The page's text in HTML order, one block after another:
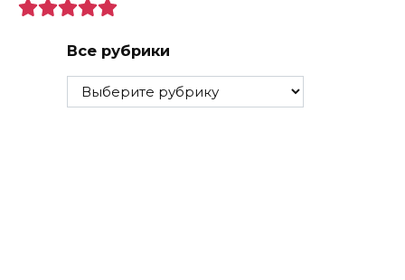
Все рубрики
Все
рубрики